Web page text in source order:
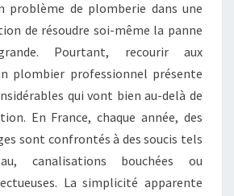
I
F
A
I
R
E
A
P
P
N
A
R
E
problème de plomberie dans une
de résoudre soi-même la panne
Pourtant, recourir aux
plombier professionnel présente
qui vont bien au-delà de
En France, chaque année, des
sont confrontés à des soucis tels
canalisations bouchées ou
La simplicité apparente